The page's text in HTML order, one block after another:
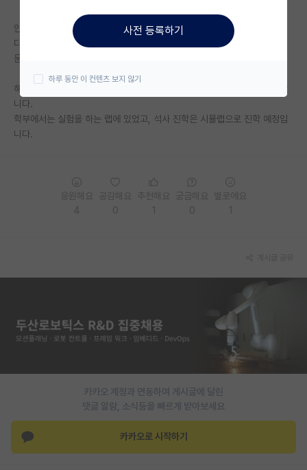
미국 대학원 합격 후기 게시판
대학원생 모집 게시판
연구실(PI) 홍보 게시판
석박사 채용 정보 게시판
특수/전문대학원 게시판
반도체/AI 게시판
장학금/장학생 게시판
학술 정보 게시판
커리어
안녕하세요 이번에 SKP 대학원 진학 예정인 학생입니다.
다름이 아니라 운이 좋게도 실험도 잘되고 교수님도 잘 도와주셔서 SCI 논
문이 2개 있는데요(단독저자 1개, 공동 1저자 1개)
해당 논문들이 석사 진학 후에 나중에 박사 유학갈때도 도움이 될지 궁금합
니다.
학부에서는 실험을 하는 랩에 있었고, 석사 진학은 시뮬랩으로 진학 예정입
니다.
카카오 계정과 연동하여 게시글에 달린
댓글 알람, 소식등을 빠르게 받아보세요
카카오로 시작하기
사전 등록하기
하루 동안 이 컨텐츠 보지 않기